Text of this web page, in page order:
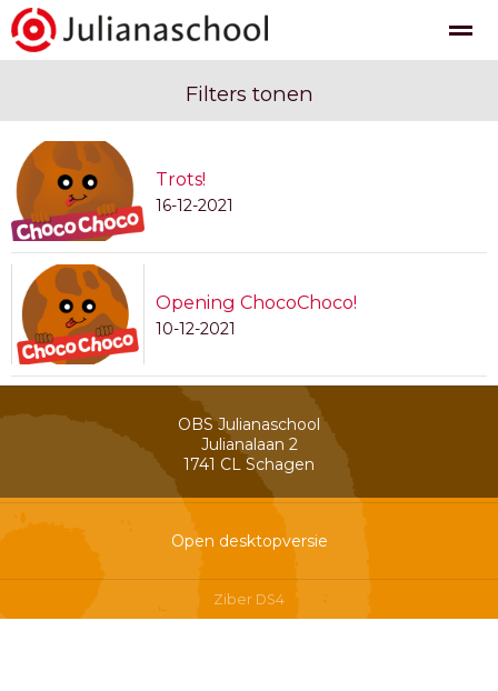
Nieuws Agenda
Filters tonen
Trots!
16-12-2021
Opening ChocoChoco!
10-12-2021
OBS Julianaschool
Julianalaan 2
1741 CL Schagen
Open desktopversie
Ziber DS4